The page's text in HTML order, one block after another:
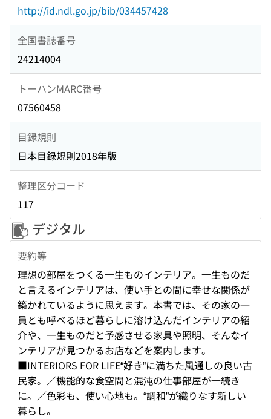
http://id.ndl.go.jp/bib/034457428
全国書誌番号
24214004
トーハンMARC番号
07560458
目録規則
日本目録規則2018年版
整理区分コード
117
デジタル
要約等
理想の部屋をつくる一生ものインテリア。一生ものだ
と言えるインテリアは、使い手との間に幸せな関係が
築かれているように思えます。本書では、その家の一
員とも呼べるほど暮らしに溶け込んだインテリアの紹
介や、一生ものだと予感させる家具や照明、そんなイ
ンテリアが見つかるお店などを案内します。
■INTERIORS FOR LIFE“好き”に満ちた風通しの良い古
民家。／機能的な食空間と混沌の仕事部屋が一続き
に。／色彩も、使い心地も。“調和”が織りなす新しい
暮らし。